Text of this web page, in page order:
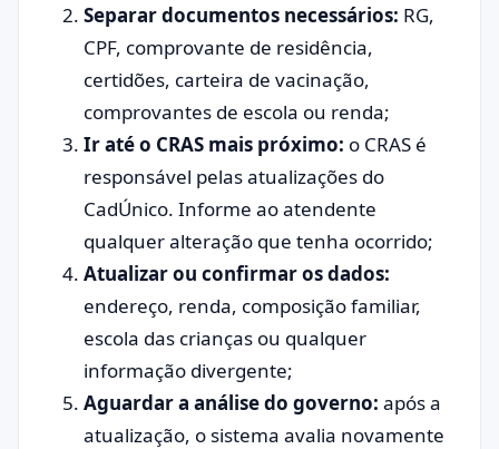
Separar documentos necessários: RG,
CPF, comprovante de residência,
certidões, carteira de vacinação,
comprovantes de escola ou renda;
Ir até o CRAS mais próximo: o CRAS é
responsável pelas atualizações do
CadÚnico. Informe ao atendente
qualquer alteração que tenha ocorrido;
Atualizar ou confirmar os dados:
endereço, renda, composição familiar,
escola das crianças ou qualquer
informação divergente;
Aguardar a análise do governo: após a
atualização, o sistema avalia novamente